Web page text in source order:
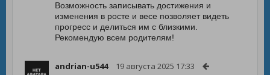
Возможность записывать достижения и
изменения в росте и весе позволяет видеть
прогресс и делиться им с близкими.
Рекомендую всем родителям!
andrian-u544 19 августа 2025 17:33